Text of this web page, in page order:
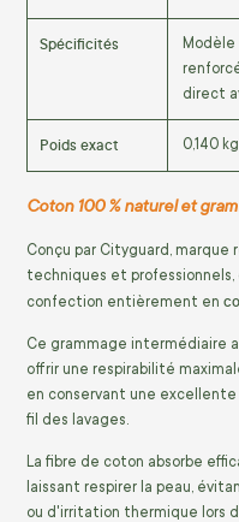
Spécificités
direct
Poids exact 0,140
Coton 100 % naturel et
Conçu par Cityguard,
techniques et professionnels,
confection entièrement en
Ce grammage intermédiaire
offrir une respirabilité
en conservant une
fil des lavages.
La fibre de coton absorbe
laissant respirer la peau,
ou d'irritation thermique lors